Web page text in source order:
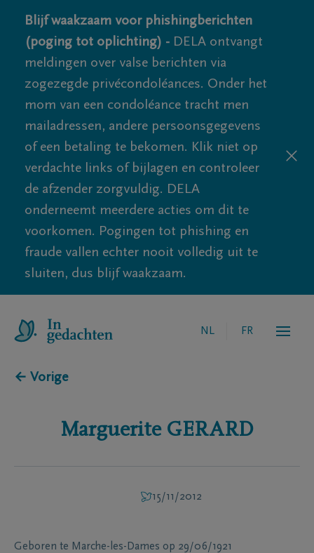
Blijf waakzaam voor phishingberichten
(poging tot oplichting) - DELA ontvangt
meldingen over valse berichten via
zogezegde privécondoléances. Onder het
mom van een condoléance tracht men
mailadressen, andere persoonsgegevens
of een betaling te bekomen. Klik niet op
verdachte links of bijlagen en controleer
de afzender zorgvuldig. DELA
onderneemt meerdere acties om dit te
voorkomen. Pogingen tot phishing en
fraude vallen echter nooit volledig uit te
sluiten, dus blijf waakzaam.
NL FR
← Vorige
Marguerite GERARD
15/11/2012
Geboren te Marche-les-Dames op 29/06/1921